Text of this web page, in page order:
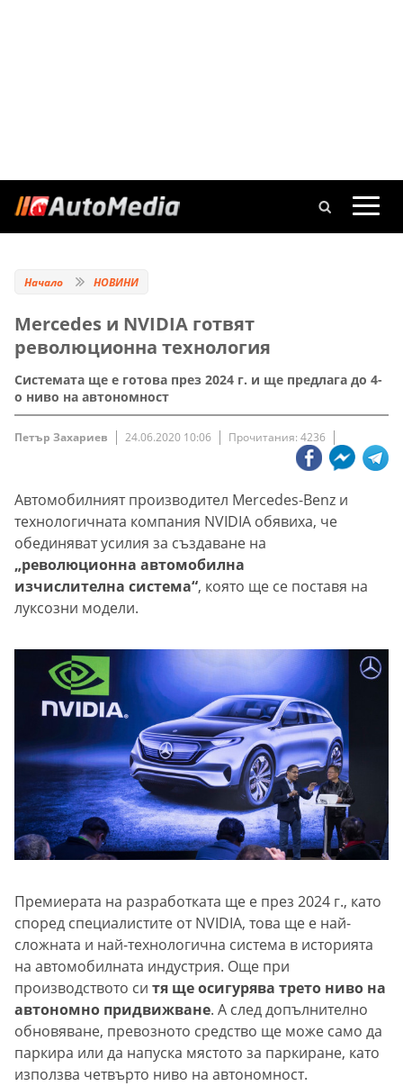
Начало НОВИНИ
Mercedes и NVIDIA готвят
революционна технология
Системата ще е готова през 2024 г. и ще предлага до 4-
о ниво на автономност
Петър Захариев 24.06.2020 10:06 Прочитания: 4236
Автомобилният производител Mercedes-Benz и
технологичната компания NVIDIA обявиха, че
обединяват усилия за създаване на
„революционна автомобилна
изчислителна система“, която ще се поставя на
луксозни модели.
Премиерата на разработката ще е през 2024 г., като
според специалистите от NVIDIA, това ще е най-
сложната и най-технологична система в историята
на автомобилната индустрия. Още при
производството си тя ще осигурява трето ниво на
автономно придвижване. А след допълнително
обновяване, превозното средство ще може само да
паркира или да напуска мястото за паркиране, като
използва четвърто ниво на автономност.